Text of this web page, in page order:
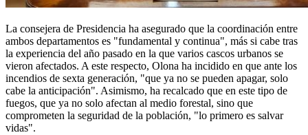
La consejera de Presidencia ha asegurado que la coordinación entre
ambos departamentos es "fundamental y continua", más si cabe tras
la experiencia del año pasado en la que varios cascos urbanos se
vieron afectados. A este respecto, Olona ha incidido en que ante los
incendios de sexta generación, "que ya no se pueden apagar, solo
cabe la anticipación". Asimismo, ha recalcado que en este tipo de
fuegos, que ya no solo afectan al medio forestal, sino que
comprometen la seguridad de la población, "lo primero es salvar
vidas".